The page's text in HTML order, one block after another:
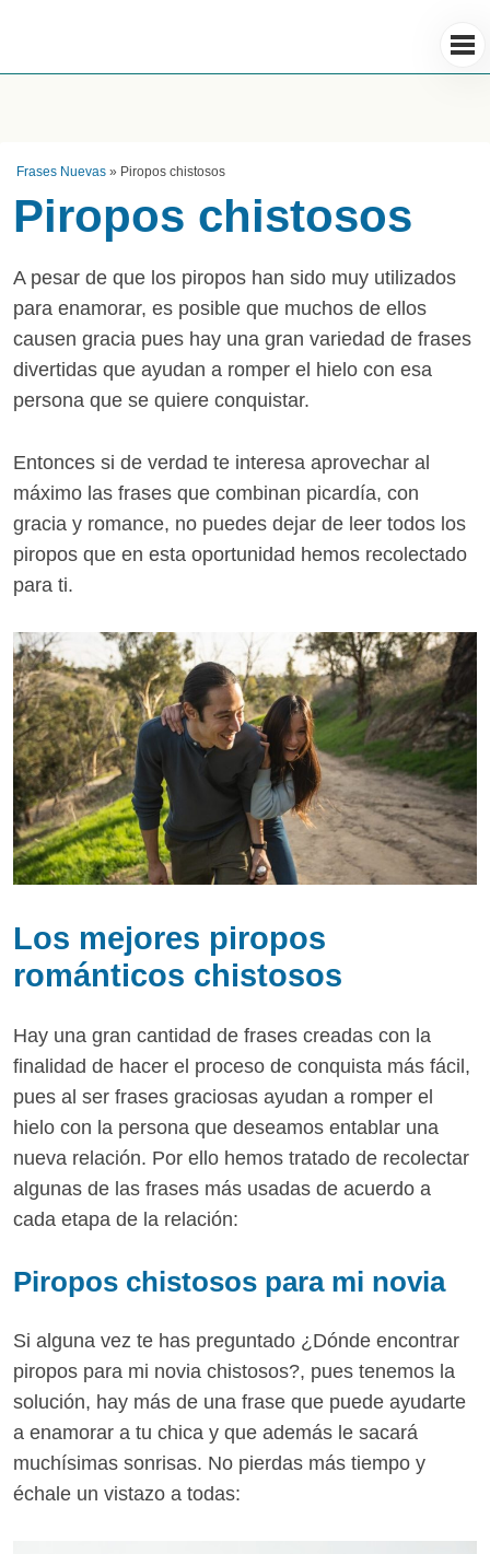
Frases Nuevas » Piropos chistosos
Piropos chistosos
A pesar de que los piropos han sido muy utilizados
para enamorar, es posible que muchos de ellos
causen gracia pues hay una gran variedad de frases
divertidas que ayudan a romper el hielo con esa
persona que se quiere conquistar.
Entonces si de verdad te interesa aprovechar al
máximo las frases que combinan picardía, con
gracia y romance, no puedes dejar de leer todos los
piropos que en esta oportunidad hemos recolectado
para ti.
Los mejores piropos
románticos chistosos
Hay una gran cantidad de frases creadas con la
finalidad de hacer el proceso de conquista más fácil,
pues al ser frases graciosas ayudan a romper el
hielo con la persona que deseamos entablar una
nueva relación. Por ello hemos tratado de recolectar
algunas de las frases más usadas de acuerdo a
cada etapa de la relación:
Piropos chistosos para mi novia
Si alguna vez te has preguntado ¿Dónde encontrar
piropos para mi novia chistosos?, pues tenemos la
solución, hay más de una frase que puede ayudarte
a enamorar a tu chica y que además le sacará
muchísimas sonrisas. No pierdas más tiempo y
échale un vistazo a todas: